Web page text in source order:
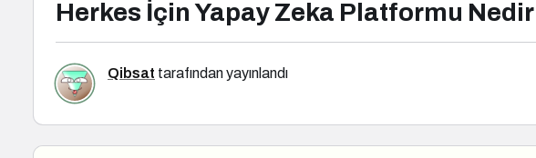
Herkes İçin Yapay Zeka Platformu
Qibsat tarafından yayınlandı